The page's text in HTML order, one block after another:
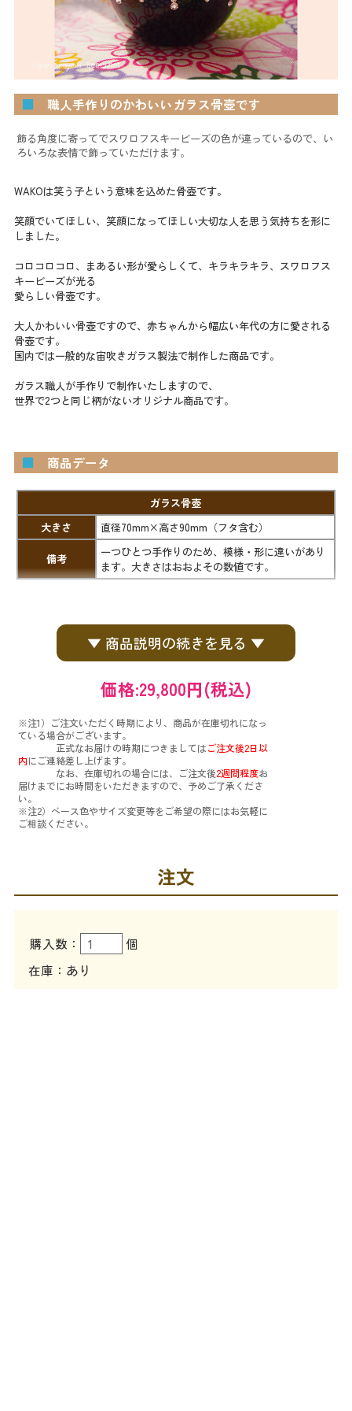
■ 職人手作りのかわいいガラス骨壺です
飾る角度に寄ってでスワロフスキービーズの色が違っているので、い
ろいろな表情で飾っていただけます。
WAKOは笑う子という意味を込めた骨壺です。
笑顔でいてほしい、笑顔になってほしい大切な人を思う気持ちを形に
しました。
コロコロコロ、まあるい形が愛らしくて、キラキラキラ、スワロフス
キービーズが光る
愛らしい骨壺です。
大人かわいい骨壺ですので、赤ちゃんから幅広い年代の方に愛される
骨壺です。
国内では一般的な宙吹きガラス製法で制作した商品です。
ガラス職人が手作りで制作いたしますので、
世界で2つと同じ柄がないオリジナル商品です。
■ 商品データ
ガラス骨壺
大きさ
直径70mm×高さ90mm（フタ含む）
備考
一つひとつ手作りのため、模様・形に違いがあり
ます。大きさはおおよその数値です。
▼ 商品説明の続きを見る ▼
価格:29,800円(税込)
※注1）ご注文いただく時期により、商品が在庫切れになっ
ている場合がございます。
正式なお届けの時期につきましてはご注文後2日以
内にご連絡差し上げます。
なお、在庫切れの場合には、ご注文後2週間程度お
届けまでにお時間をいただきますので、予めご了承くださ
い。
※注2）ベース色やサイズ変更等をご希望の際にはお気軽に
ご相談ください。
注文
購入数：
個
在庫
あり